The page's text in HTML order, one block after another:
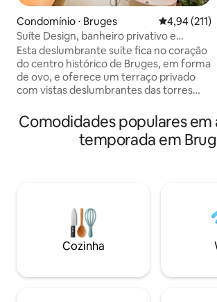
Condomínio ⋅ Bruges 4,94 de
4,94 (211)
Suíte Design, banheiro privativo e
terraço em Bruges
Esta deslumbrante suíte fica no coração
do centro histórico de Bruges, em forma
de ovo, e oferece um terraço privado
com vistas deslumbrantes das torres
encontrará uma luxuosa cama king-size,
um banheiro moderno, geladeira e
máquina de café espresso JURA.
restaurantes nas proximidades.
Estacionamento limitado (€ 15/noite)
está disponível nas proximidades, sujeito
a disponibilidade e por ordem de
Comodidades populares em
temporada em
Cozinha